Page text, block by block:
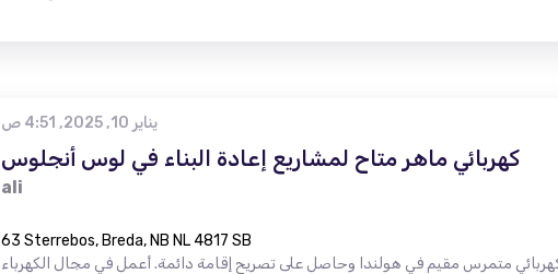
يناير 10, 2025, 4:51 ص
كهربائي ماهر متاح لمشاريع إعادة البناء في لوس أنجلوس
ali
63 Sterrebos, Breda, NB NL 4817 SB
متمرس مقيم في هولندا وحاصل على تصريح إقامة دائمة. أعمل في مجال الكهرباء